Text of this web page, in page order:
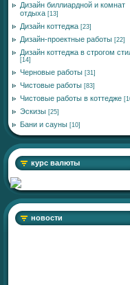
Дизайн биллиардной и комнат
отдыха [13]
Дизайн коттеджа [23]
Дизайн-проектные работы [22]
Дизайн коттеджа в строгом
[14]
Черновые работы [31]
Чистовые работы [83]
Чистовые работы в коттедже
Эскизы [25]
Бани и сауны [10]
курс валюты
новости